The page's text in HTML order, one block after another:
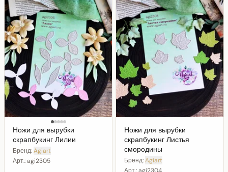
Ножи для вырубки
скрапбукинг Лилии
Бренд:Agiart
Арт.:agi2305
Ножи для вырубки
скрапбукинг Листья
смородины
Бренд:Agiart